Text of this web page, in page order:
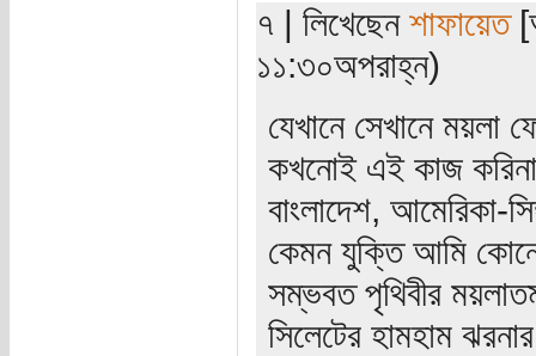
৭ | লিখেছেন শাফায়েত
১১:৩০অপরাহ্ন)
যেখানে সেখানে ময়লা
কখনোই এই কাজ
বাংলাদেশ, আমেরিকা-
কেমন যুক্তি আমি
সম্ভবত পৃথিবীর
সিলেটের হামহাম